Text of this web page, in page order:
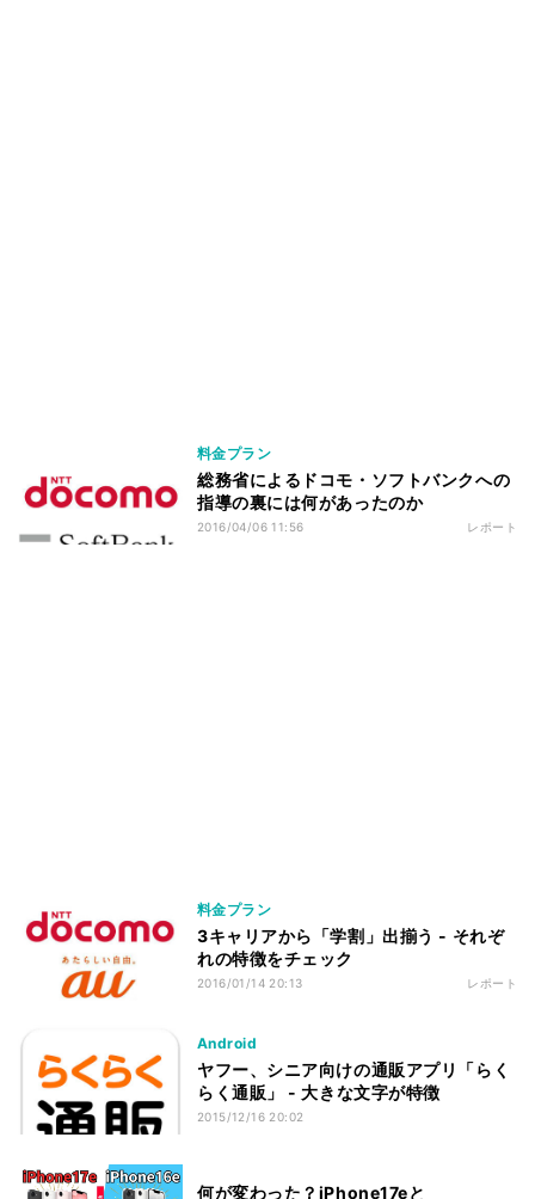
料金プラン
総務省によるドコモ・ソフトバンクへの
指導の裏には何があったのか
2016/04/06 11:56 レポート
料金プラン
3キャリアから「学割」出揃う - それぞ
れの特徴をチェック
2016/01/14 20:13 レポート
Android
ヤフー、シニア向けの通販アプリ「らく
らく通販」 - 大きな文字が特徴
2015/12/16 20:02
何が変わった？iPhone17eと